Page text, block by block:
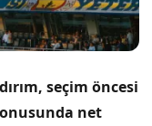
seçim öncesi
net